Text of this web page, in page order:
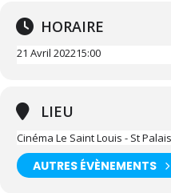
HORAIRE
21 Avril 202215:00
LIEU
Cinéma Le Saint Louis - St
AUTRES ÉVÈNEMENTS